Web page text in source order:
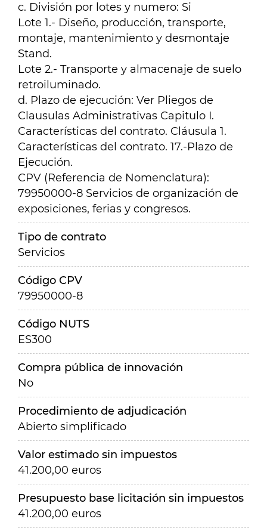
c. División por lotes y numero: Si
Lote 1.- Diseño, producción, transporte,
montaje, mantenimiento y desmontaje
Stand.
Lote 2.- Transporte y almacenaje de suelo
retroiluminado.
d. Plazo de ejecución: Ver Pliegos de
Clausulas Administrativas Capitulo I.
Características del contrato. Cláusula 1.
Características del contrato. 17.-Plazo de
Ejecución.
CPV (Referencia de Nomenclatura):
79950000-8 Servicios de organización de
exposiciones, ferias y congresos.
Tipo de contrato
Servicios
Código CPV
79950000-8
Código NUTS
ES300
Compra pública de innovación
No
Procedimiento de adjudicación
Abierto simplificado
Valor estimado sin impuestos
41.200,00 euros
Presupuesto base licitación sin impuestos
41.200,00 euros